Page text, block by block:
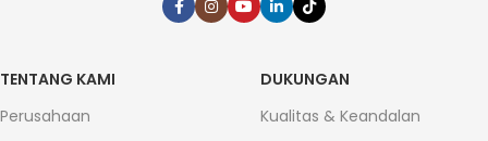
TENTANG KAMI
Perusahaan
DUKUNGAN
Kualitas & Keandalan